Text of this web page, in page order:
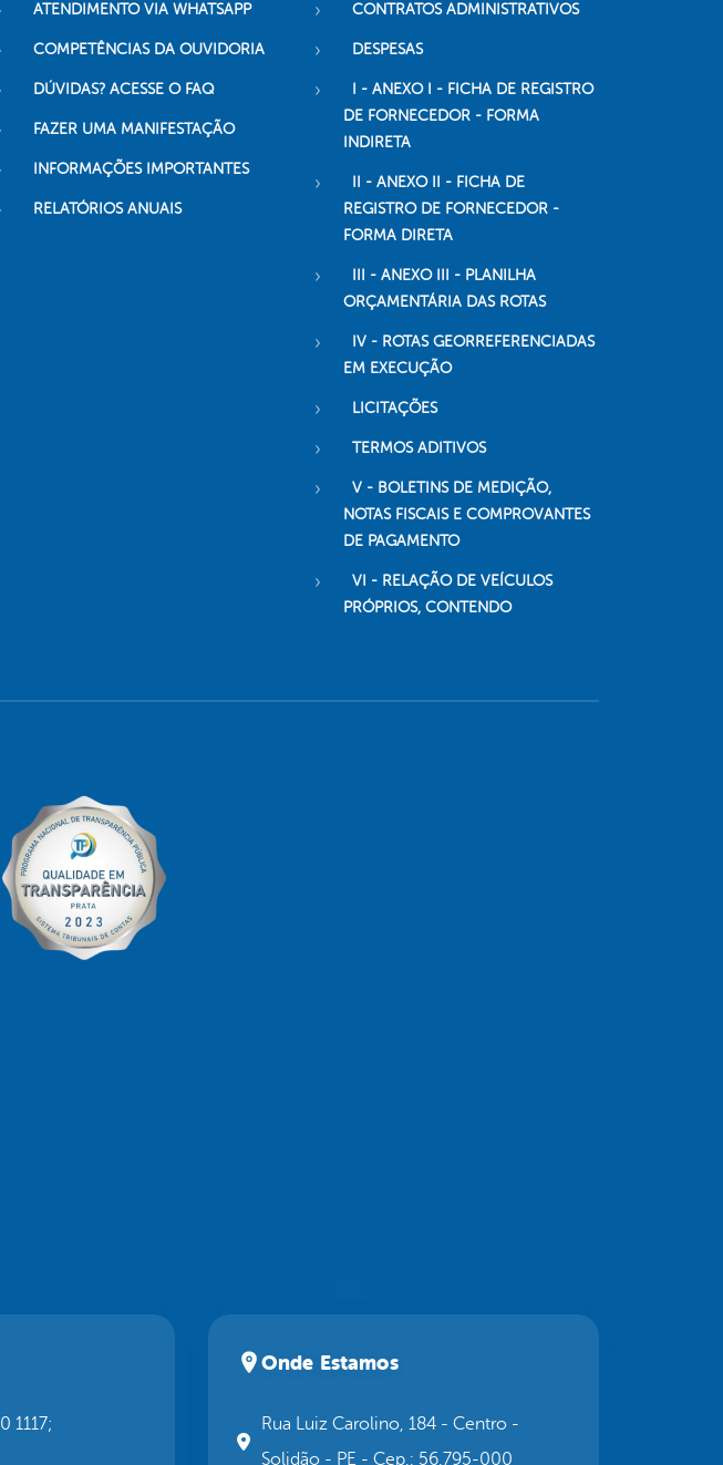
ATENDIMENTO VIA WHATSAPP
COMPETÊNCIAS DA OUVIDORIA
DÚVIDAS? ACESSE O FAQ
FAZER UMA MANIFESTAÇÃO
INFORMAÇÕES IMPORTANTES
RELATÓRIOS ANUAIS
CONTRATOS ADMINISTRATIVOS
DESPESAS
I - ANEXO I - FICHA DE REGISTRO
DE FORNECEDOR - FORMA
INDIRETA
II - ANEXO II - FICHA DE
REGISTRO DE FORNECEDOR -
FORMA DIRETA
III - ANEXO III - PLANILHA
ORÇAMENTÁRIA DAS ROTAS
IV - ROTAS GEORREFERENCIADAS
EM EXECUÇÃO
LICITAÇÕES
TERMOS ADITIVOS
V - BOLETINS DE MEDIÇÃO,
NOTAS FISCAIS E COMPROVANTES
DE PAGAMENTO
VI - RELAÇÃO DE VEÍCULOS
PRÓPRIOS, CONTENDO
1117;
Onde Estamos
Rua Luiz Carolino, 184 - Centro -
Solidão - PE - Cep.: 56.795-000